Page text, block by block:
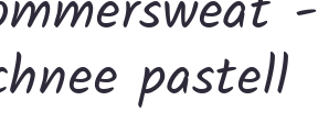
pastell